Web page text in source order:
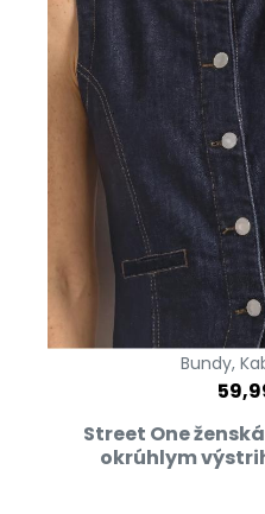
Bundy,
Street One
okrúhlym